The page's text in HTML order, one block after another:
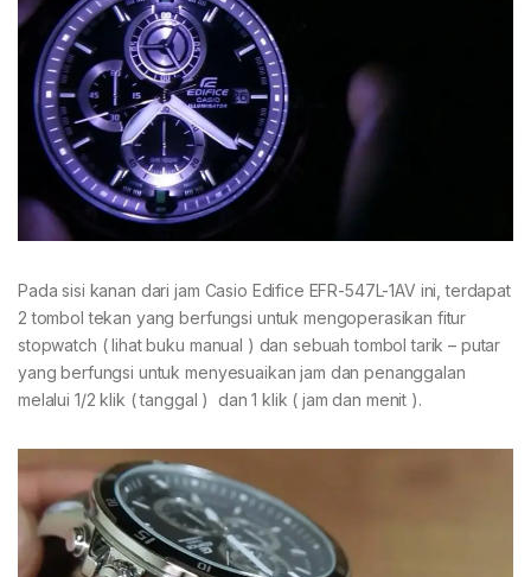
Pada sisi kanan dari jam Casio Edifice EFR-547L-1AV ini, terdapat
2 tombol tekan yang berfungsi untuk mengoperasikan fitur
stopwatch ( lihat buku manual ) dan sebuah tombol tarik – putar
yang berfungsi untuk menyesuaikan jam dan penanggalan
melalui 1/2 klik ( tanggal ) dan 1 klik ( jam dan menit ).